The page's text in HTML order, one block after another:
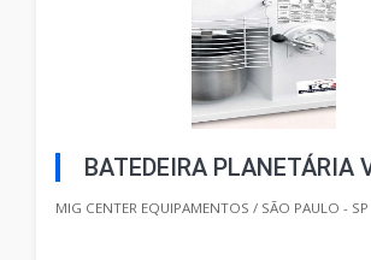
BATEDEIRA PLANETÁRIA
MIG CENTER EQUIPAMENTOS / SÃO PAULO - SP